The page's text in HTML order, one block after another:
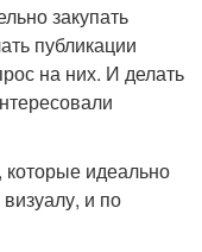
закупать
публикации
на них. И делать
которые идеально
и по